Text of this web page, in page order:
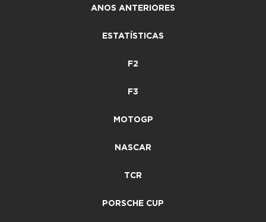
ANOS ANTERIORES
ESTATÍSTICAS
F2
F3
MOTOGP
NASCAR
TCR
PORSCHE CUP